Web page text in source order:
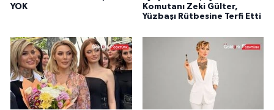
YOK
Komutanı Zeki Gülter,
Yüzbaşı Rütbesine Terfi Etti